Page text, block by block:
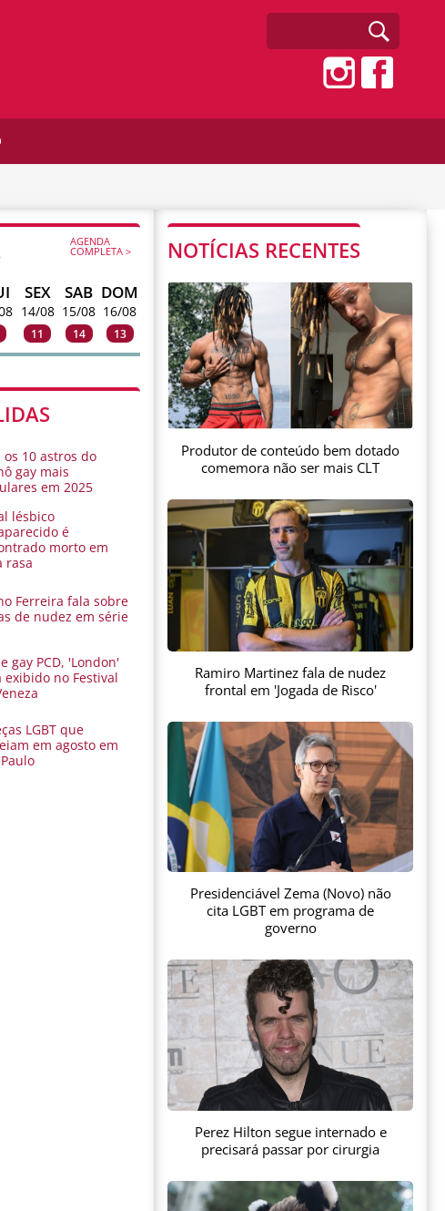
AGENDA
COMPLETA >
SEX
14/08
11
SAB
15/08
14
DOM
16/08
13
os 10 astros do
gay mais
em 2025
lésbico
é
morto em
rasa
Ferreira fala sobre
de nudez em série
gay PCD, 'London'
exibido no Festival
LGBT que
em agosto em
NOTÍCIAS RECENTES
Produtor de conteúdo bem dotado
comemora não ser mais CLT
Ramiro Martinez fala de nudez
frontal em 'Jogada de Risco'
Presidenciável Zema (Novo) não
cita LGBT em programa de
governo
Perez Hilton segue internado e
precisará passar por cirurgia